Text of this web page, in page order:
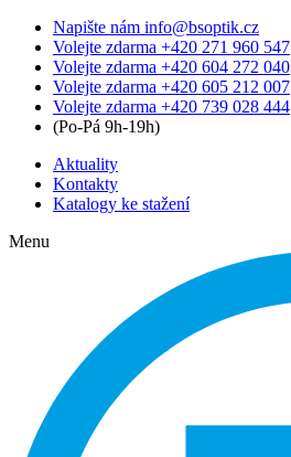
Napište nám info@bsoptik.cz
Volejte zdarma +420 271 960 547
Volejte zdarma +420 604 272 040
Volejte zdarma +420 605 212 007
Volejte zdarma +420 739 028 444
(Po-Pá 9h-19h)
Aktuality
Kontakty
Katalogy ke stažení
Menu